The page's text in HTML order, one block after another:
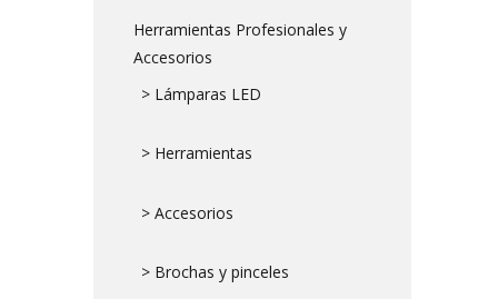
Herramientas Profesionales y
Accesorios
> Lámparas LED
> Herramientas
> Accesorios
> Brochas y pinceles